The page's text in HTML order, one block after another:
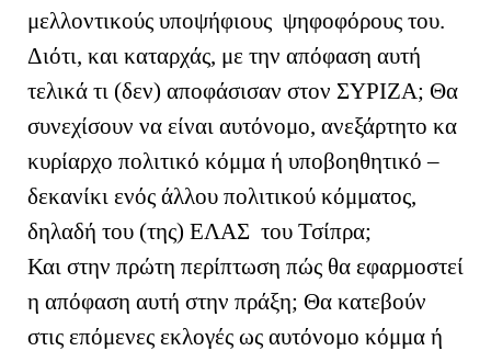
μελλοντικούς υποψήφιους ψηφοφόρους του.
Διότι, και καταρχάς, με την απόφαση αυτή
τελικά τι (δεν) αποφάσισαν στον ΣΥΡΙΖΑ; Θα
συνεχίσουν να είναι αυτόνομο, ανεξάρτητο κα
κυρίαρχο πολιτικό κόμμα ή υποβοηθητικό –
δεκανίκι ενός άλλου πολιτικού κόμματος,
δηλαδή του (της) ΕΛΑΣ του Τσίπρα;
Και στην πρώτη περίπτωση πώς θα εφαρμοστεί
η απόφαση αυτή στην πράξη; Θα κατεβούν
στις επόμενες εκλογές ως αυτόνομο κόμμα ή